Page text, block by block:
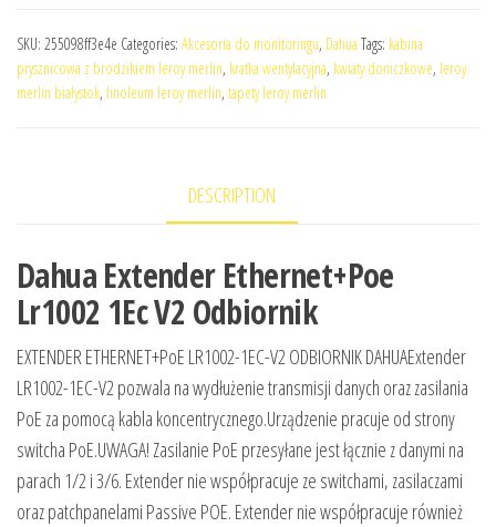
SKU: 255098ff3e4e Categories: Akcesoria do monitoringu, Dahua Tags: kabina
prysznicowa z brodzikiem leroy merlin, kratka wentylacyjna, kwiaty doniczkowe, leroy
merlin białystok, linoleum leroy merlin, tapety leroy merlin
DESCRIPTION
Dahua Extender Ethernet+Poe
Lr1002 1Ec V2 Odbiornik
EXTENDER ETHERNET+PoE LR1002-1EC-V2 ODBIORNIK DAHUAExtender
LR1002-1EC-V2 pozwala na wydłużenie transmisji danych oraz zasilania
PoE za pomocą kabla koncentrycznego.Urządzenie pracuje od strony
switcha PoE.UWAGA! Zasilanie PoE przesyłane jest łącznie z danymi na
parach 1/2 i 3/6. Extender nie współpracuje ze switchami, zasilaczami
oraz patchpanelami Passive POE. Extender nie współpracuje również